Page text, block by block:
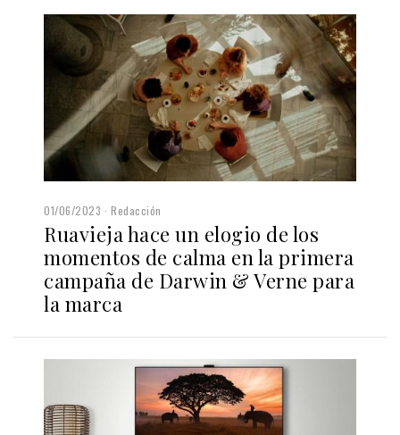
01/06/2023 Redacción
Ruavieja hace un elogio de los
momentos de calma en la primera
campaña de Darwin & Verne para
la marca